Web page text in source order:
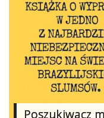
Poszukiwacz